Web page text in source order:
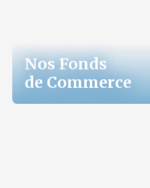
Nos Fonds
de Commerce